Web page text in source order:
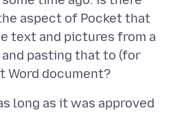
aspect of Pocket that
text and pictures from a
pasting that to (for
long as it was approved